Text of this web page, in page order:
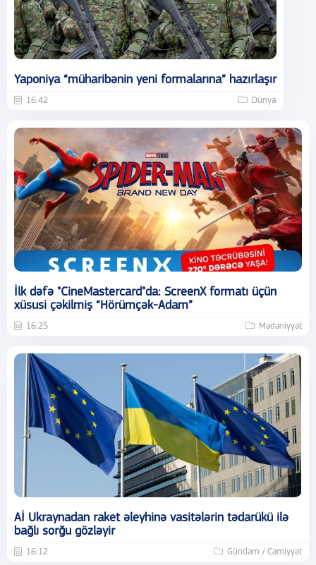
Yaponiya “müharibənin yeni formalarına” hazırlaşır
16:42 Dünya
İlk dəfə "CineMastercard"da: ScreenX formatı üçün
xüsusi çəkilmiş “Hörümçək-Adam”
16:25 Mədəniyyət
Aİ Ukraynadan raket əleyhinə vasitələrin tədarükü ilə
bağlı sorğu gözləyir
16:12 Gündəm / Cəmiyyət